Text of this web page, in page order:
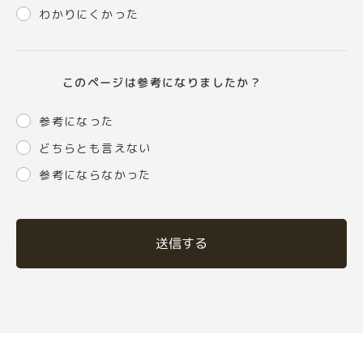
わかりにくかった
このページは参考になりましたか？
参考になった
どちらとも言えない
参考にならなかった
送信する